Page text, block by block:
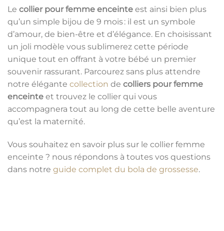
Le collier pour femme enceinte est ainsi bien plus
qu’un simple bijou de 9 mois : il est un symbole
d’amour, de bien-être et d’élégance. En choisissant
un joli modèle vous sublimerez cette période
unique tout en offrant à votre bébé un premier
souvenir rassurant. Parcourez sans plus attendre
notre élégante collection de colliers pour femme
enceinte et trouvez le collier qui vous
accompagnera tout au long de cette belle aventure
qu’est la maternité.
Vous souhaitez en savoir plus sur le collier femme
enceinte ? nous répondons à toutes vos questions
dans notre guide complet du bola de grossesse.